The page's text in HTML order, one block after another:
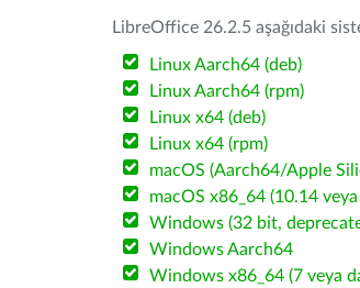
LibreOffice 26.2.5 aşağıdaki
Linux Aarch64 (deb)
Linux Aarch64 (rpm)
Linux x64 (deb)
Linux x64 (rpm)
macOS (Aarch64/Apple
macOS x86_64 (10.14
Windows (32 bit,
Windows Aarch64
Windows x86_64 (7 veya